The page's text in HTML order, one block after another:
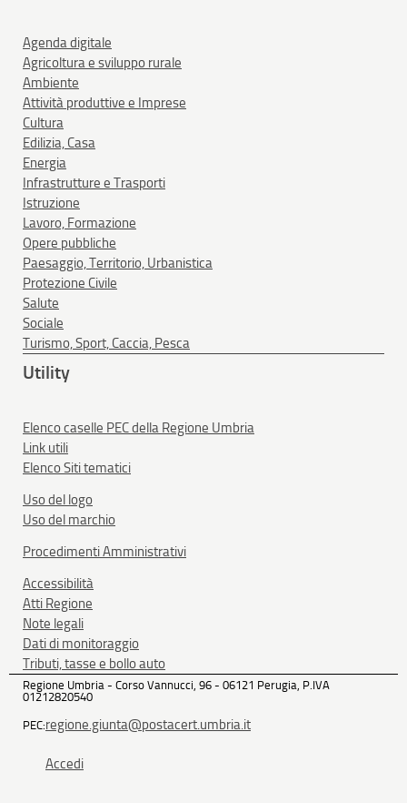
Agenda digitale
Agricoltura e sviluppo rurale
Ambiente
Attività produttive e Imprese
Cultura
Edilizia, Casa
Energia
Infrastrutture e Trasporti
Istruzione
Lavoro, Formazione
Opere pubbliche
Paesaggio, Territorio, Urbanistica
Protezione Civile
Salute
Sociale
Turismo, Sport, Caccia, Pesca
Utility
Elenco caselle PEC della Regione Umbria
Link utili
Elenco Siti tematici
Uso del logo
Uso del marchio
Procedimenti Amministrativi
Accessibilità
Atti Regione
Note legali
Dati di monitoraggio
Tributi, tasse e bollo auto
Regione Umbria - Corso Vannucci, 96 - 06121 Perugia, P.IVA
01212820540
PEC:regione.giunta@postacert.umbria.it
Accedi